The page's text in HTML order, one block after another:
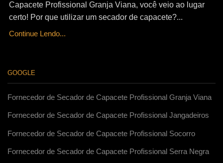
Capacete Profissional Granja Viana, você veio ao lugar
certo! Por que utilizar um secador de capacete?...
Continue Lendo...
GOOGLE
Fornecedor de Secador de Capacete Profissional Granja Viana
Fornecedor de Secador de Capacete Profissional Jangadeiros
Fornecedor de Secador de Capacete Profissional Socorro
Fornecedor de Secador de Capacete Profissional Serra Negra